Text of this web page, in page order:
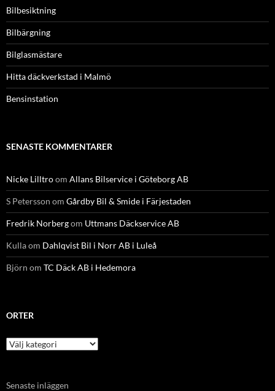
Bilbesiktning
Bilbärgning
Bilglasmästare
Hitta däckverkstad i Malmö
Bensinstation
SENASTE KOMMENTARER
Nicke Lilltroom Allans Bilservice i Göteborg AB
S Petersson om Gårdby Bil & Smide i Färjestaden
Fredrik Norbergom Uttmans Däckservice AB
Kullaom Dahlqvist Bil i Norr AB i Luleå
Björn om TC Däck AB i Hedemora
ORTER
Orter
Senaste inläggen